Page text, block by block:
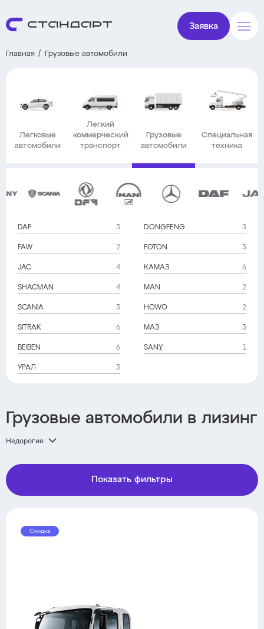
Заявка
Главная Грузовые автомобили
Легковые
автомобили
Легкий
коммерческий
транспорт
Грузовые
автомобили
Специальная
техника
DAF 3 DONGFENG 3
FAW 2 FOTON 3
JAC 4 КАМАЗ 6
SHACMAN 4 MAN 2
SCANIA 3 HOWO 2
SITRAK 6 МАЗ 3
BEIBEN 6 SANY 1
УРАЛ 3
Грузовые автомобили в лизинг
Недорогие
Показать фильтры
Скидка